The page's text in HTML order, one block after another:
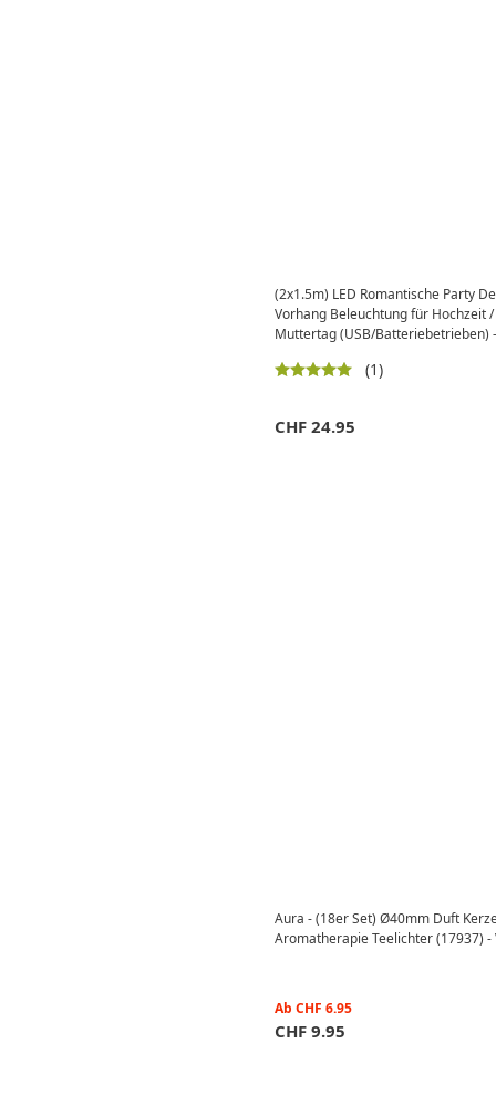
(2x1.5m) LED Romantische Party
Vorhang Beleuchtung für Hochzeit
Muttertag (USB/Batteriebetrieben)
(1)
CHF 24.95
Aura - (18er Set) Ø40mm Duft
Aromatherapie Teelichter (17937) -
Ab CHF 6.95
CHF 9.95